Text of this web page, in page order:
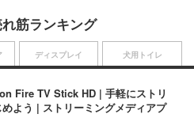
筋ランキング
Fire TV Stick HD | 手軽にストリ
よう | ストリーミングメディアプ
ディスプレイ 犬用トイレ